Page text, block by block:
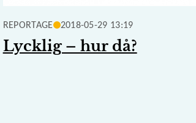
REPORTAGE 2018-05-29 13:19
Lycklig – hur då?